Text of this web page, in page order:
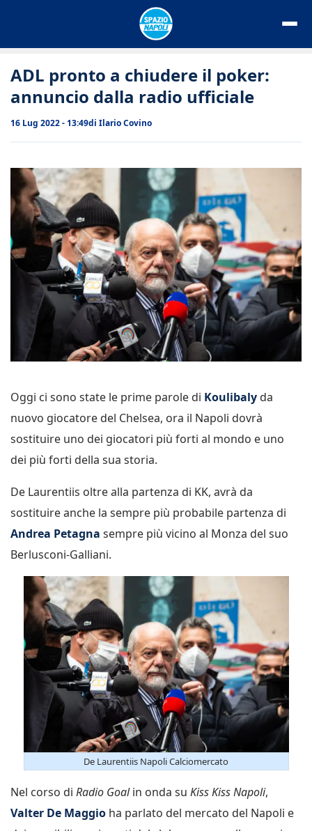
ADL pronto a chiudere il poker:
annuncio dalla radio ufficiale
16 Lug 2022 - 13:49di Ilario Covino
Oggi ci sono state le prime parole di Koulibaly da
nuovo giocatore del Chelsea, ora il Napoli dovrà
sostituire uno dei giocatori più forti al mondo e uno
dei più forti della sua storia.
De Laurentiis oltre alla partenza di KK, avrà da
sostituire anche la sempre più probabile partenza di
Andrea Petagna sempre più vicino al Monza del suo
Berlusconi-Galliani.
De Laurentiis Napoli Calciomercato
Nel corso di Radio Goalin onda su Kiss Kiss Napoli,
Valter De Maggio ha parlato del mercato del Napoli e